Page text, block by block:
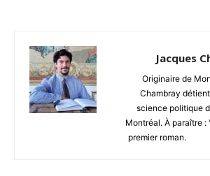
Jacques
Originaire de
Chambray
science politique
Montréal. À paraître :
premier roman.